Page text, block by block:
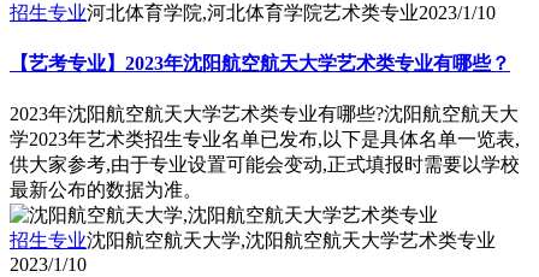
招生专业河北体育学院,河北体育学院艺术类专业2023/1/10
【艺考专业】2023年沈阳航空航天大学艺术类专业有哪些？
2023年沈阳航空航天大学艺术类专业有哪些?沈阳航空航天大
学2023年艺术类招生专业名单已发布,以下是具体名单一览表,
供大家参考,由于专业设置可能会变动,正式填报时需要以学校
最新公布的数据为准。
招生专业沈阳航空航天大学,沈阳航空航天大学艺术类专业
2023/1/10